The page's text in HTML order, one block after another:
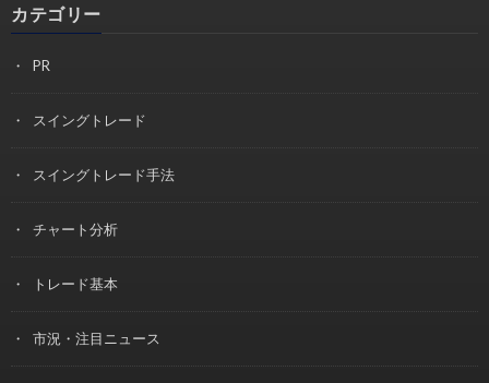
カテゴリー
PR
スイングトレード
スイングトレード手法
チャート分析
トレード基本
市況・注目ニュース